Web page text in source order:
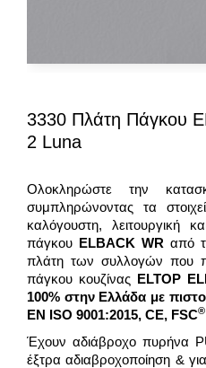
3330 Πλάτη Πάγκου
2 Luna
Ολοκληρώστε την
συμπληρώνοντας τα
καλόγουστη, λειτουργική
πάγκου ELBACK WR από
πλάτη των συλλογών που
πάγκου κουζίνας ELTOP
100% στην Ελλάδα με
EN ISO 9001:2015, CE, FSC®
Έχουν αδιάβροχο πυρήνα
έξτρα αδιαβροχοποίηση &